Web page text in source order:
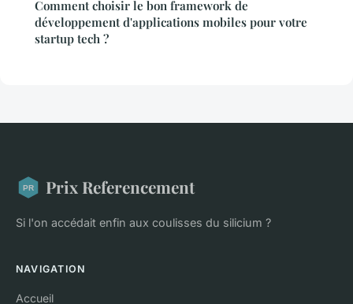
Comment choisir le bon framework de
développement d'applications mobiles pour votre
startup tech ?
Prix Referencement
Si l'on accédait enfin aux coulisses du silicium ?
NAVIGATION
Accueil